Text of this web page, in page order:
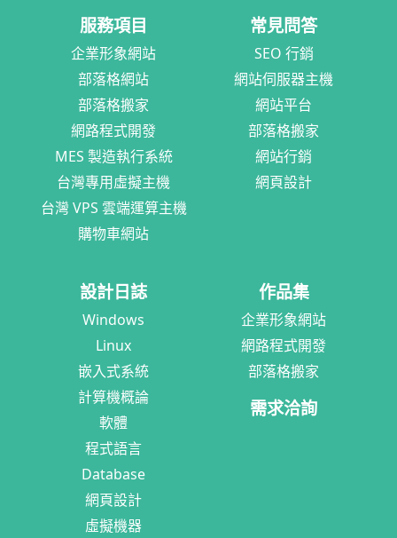
服務項目
企業形象網站
部落格網站
部落格搬家
網路程式開發
MES 製造執行系統
台灣專用虛擬主機
台灣 VPS 雲端運算主機
購物車網站
常見問答
SEO 行銷
網站伺服器主機
網站平台
部落格搬家
網站行銷
網頁設計
設計日誌
Windows
Linux
嵌入式系統
計算機概論
軟體
程式語言
Database
網頁設計
虛擬機器
作品集
企業形象網站
網路程式開發
部落格搬家
需求洽詢